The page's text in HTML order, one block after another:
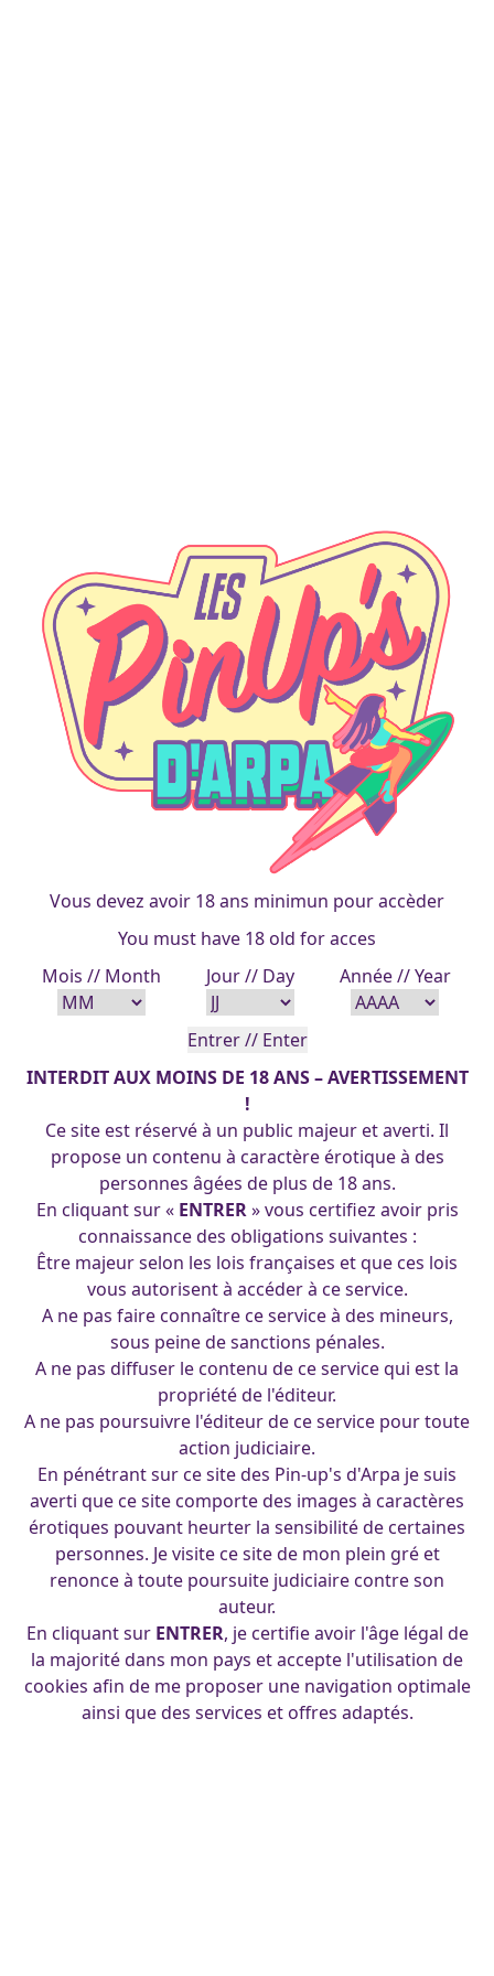
Vous devez avoir 18 ans minimun pour accèder
You must have 18 old for acces
Mois // Month
Jour // Day Année // Year
INTERDIT AUX MOINS DE 18 ANS – AVERTISSEMENT
!
Ce site est réservé à un public majeur et averti. Il
propose un contenu à caractère érotique à des
personnes âgées de plus de 18 ans.
En cliquant sur « ENTRER» vous certifiez avoir pris
connaissance des obligations suivantes :
Être majeur selon les lois françaises et que ces lois
vous autorisent à accéder à ce service.
A ne pas faire connaître ce service à des mineurs,
sous peine de sanctions pénales.
A ne pas diffuser le contenu de ce service qui est la
propriété de l'éditeur.
A ne pas poursuivre l'éditeur de ce service pour toute
action judiciaire.
En pénétrant sur ce site des Pin-up's d'Arpa je suis
averti que ce site comporte des images à caractères
érotiques pouvant heurter la sensibilité de certaines
personnes. Je visite ce site de mon plein gré et
renonce à toute poursuite judiciaire contre son
auteur.
En cliquant sur ENTRER, je certifie avoir l'âge légal de
la majorité dans mon pays et accepte l'utilisation de
cookies afin de me proposer une navigation optimale
ainsi que des services et offres adaptés.
Scaby Princess 26_05-2017
duchess 13-05-2016.jpg
Reine
francois | 26 novembre 2011